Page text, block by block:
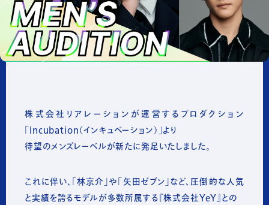
株式会社リアレーションが運営するプロダクション
「Incubation（インキュベーション）」より
待望のメンズレーベルが新たに発足いたしました。
これに伴い、「林京介」や「矢田ゼブン」など、圧倒的な人気
と実績を誇るモデルが多数所属する『株式会社YeY』との